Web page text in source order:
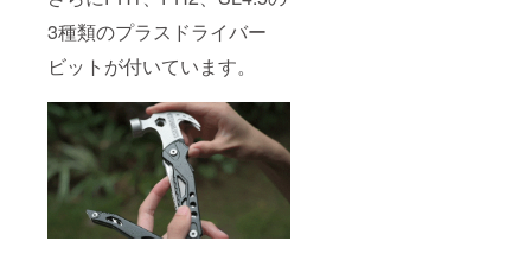
3種類のプラスドライバー
ビットが付いています。